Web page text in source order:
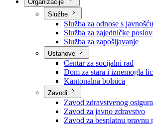
Nadležnosti
Sjednice Vlade
Službe
Služba za odnose s javnošću
Služba za zajedničke poslove
Služba za zapošljavanje
Ustanove
Centar za socijalni rad
Dom za stara i iznemogla lica
Kantonalna bolnica
Zavodi